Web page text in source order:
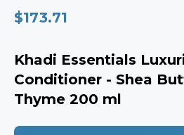
$173.71
Khadi Essentials
Conditioner - Shea
Thyme 200 ml